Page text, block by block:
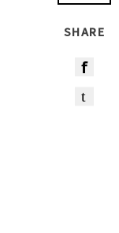
SHARE